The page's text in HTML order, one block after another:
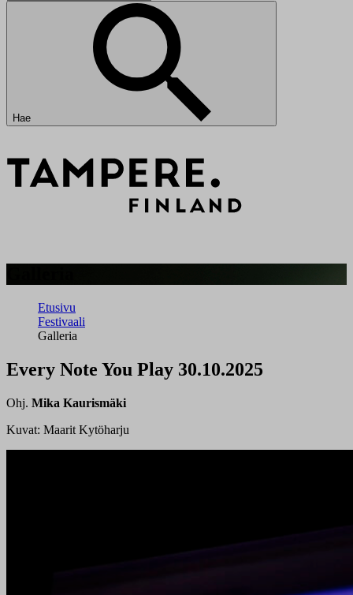
Hae
Etusivu
Festivaali
Galleria
Every Note You Play 30.10.2025
Ohj. Mika Kaurismäki
Kuvat: Maarit Kytöharju